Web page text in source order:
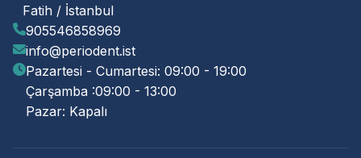
Fatih / İstanbul
905546858969
info@periodent.ist
Pazartesi - Cumartesi: 09:00 - 19:00
Çarşamba :09:00 - 13:00
Pazar: Kapalı